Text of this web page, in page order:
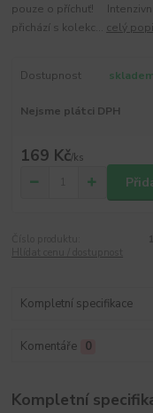
pouze o příchuť! Intenzivní
přichází s kolekc... celý
Dostupnost skladem
Nejsme plátci DPH
169 Kč/ks
Kompletní specifikace
Komentáře 0
Kompletní